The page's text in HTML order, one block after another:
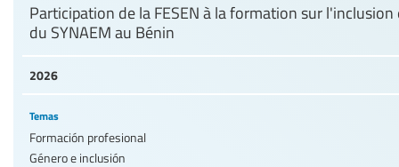
2026
Participation de la FESEN à la formation sur
du SYNAEM au Bénin
Temas
Formación profesional
Género e inclusión